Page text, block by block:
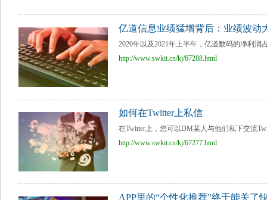
亿道信息业绩猛增背后：业绩波动
2020年以及2021年上半年，亿道数码的净利润
http://www.swkit.cn/kj/67288.html
如何在Twitter上私信
在Twitter上，您可以DM某人与他们私下交流
http://www.swkit.cn/kj/67277.html
APP里的“个性化推荐”终于能关了